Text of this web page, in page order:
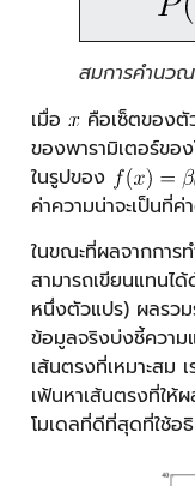
สมการคำนวณ
เมื่อ
คือเซ็ตของ
ของพารามิเตอร์ขอ
ในรูปของ
ค่าความน่าจะเป็นที่ค่
ในขณะที่ผลจากกา
สามารถเขียนแทนไ
หนึ่งตัวแปร) ผลรวม
ข้อมูลจริงบ่งชี้ความ
เส้นตรงที่เหมาะสม
เฟ้นหาเส้นตรงที่ให้
โมเดลที่ดีที่สุดที่ใช้